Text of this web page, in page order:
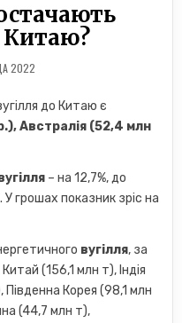
Китаю?
2022
до Китаю є
Австралія (52,4 млн
– на 12,7%, до
грошах показник зріс на
вугілля, за
(156,1 млн т), Індія
Південна Корея (98,1 млн
(44,7 млн ​​т),